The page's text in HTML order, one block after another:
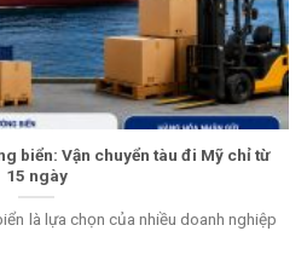
biển: Vận chuyển tàu đi Mỹ chỉ từ
15 ngày
là lựa chọn của nhiều doanh nghiệp